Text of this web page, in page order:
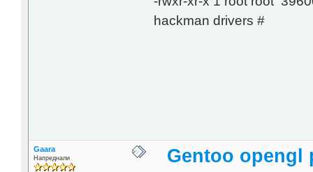
hackman
Gaara
Напреднали Gentoo opengl